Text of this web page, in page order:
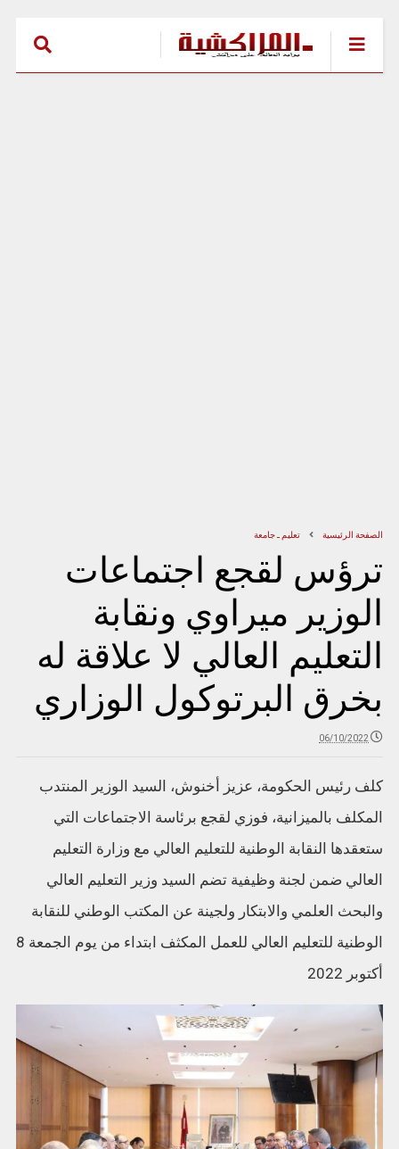
الصفحة الرئيسية تعليم ـ جامعة
ترؤس لقجع اجتماعات
الوزير ميراوي ونقابة
التعليم العالي لا علاقة له
بخرق البرتوكول الوزاري
06/10/2022
كلف رئيس الحكومة، عزيز أخنوش، السيد الوزير المنتدب
المكلف بالميزانية، فوزي لقجع برئاسة الاجتماعات التي
ستعقدها النقابة الوطنية للتعليم العالي مع وزارة التعليم
العالي ضمن لجنة وظيفية تضم السيد وزير التعليم العالي
والبحث العلمي والابتكار ولجينة عن المكتب الوطني للنقابة
الوطنية للتعليم العالي للعمل المكثف ابتداء من يوم الجمعة 8
أكتوبر 2022